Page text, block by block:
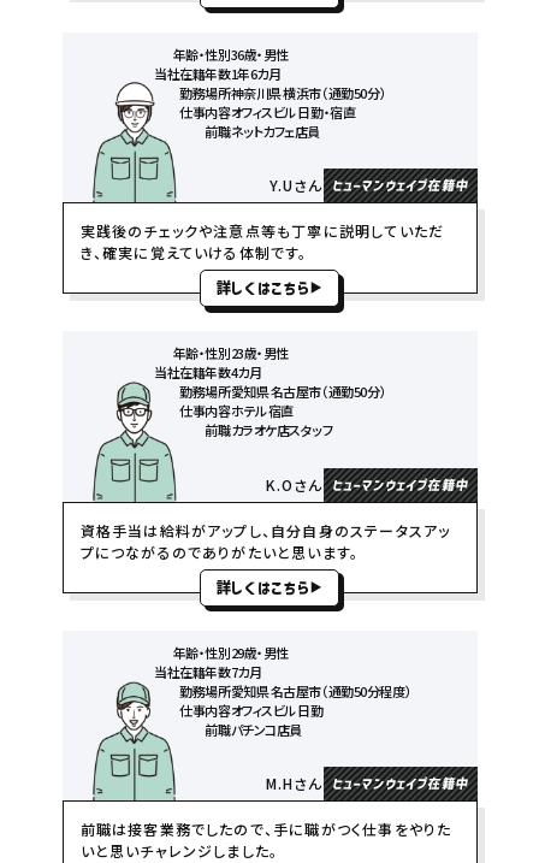
Y.Uさん ヒューマンウェイブ在籍中
年齢・性別36歳・男性
当社在籍年数1年6カ月
勤務場所神奈川県 横浜市（通勤50分）
仕事内容オフィスビル 日勤・宿直
前職ネットカフェ店員
実践後のチェックや注意点等も丁寧に説明していただ
き、確実に覚えていける体制です。
詳しくはこちら
K.Oさん ヒューマンウェイブ在籍中
年齢・性別23歳・男性
当社在籍年数4カ月
勤務場所愛知県 名古屋市（通勤50分）
仕事内容ホテル 宿直
前職カラオケ店スタッフ
資格手当は給料がアップし、自分自身のステータスアッ
プにつながるのでありがたいと思います。
詳しくはこちら
M.Hさん ヒューマンウェイブ在籍中
年齢・性別29歳・男性
当社在籍年数7カ月
勤務場所愛知県 名古屋市（通勤50分程度）
仕事内容オフィスビル 日勤
前職パチンコ店員
前職は接客業務でしたので、手に職がつく仕事をやりた
いと思いチャレンジしました。